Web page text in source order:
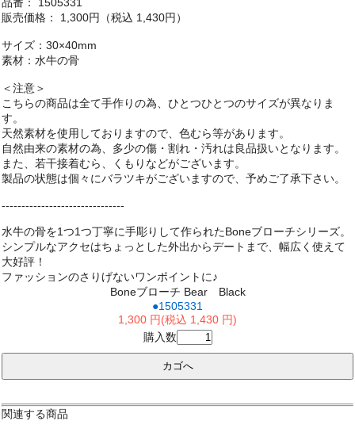
販売価格： 1,300円（税込 1,430円）
サイズ：30×40mm
素材：水牛の骨
＜注意＞
こちらの商品は全て手作りの為、ひとつひとつのサイズが異なりま
す。
天然素材を使用しておりますので、色むら等があります。
自然由来の素材の為、多少の傷・割れ・汚れは良品扱いとなります。
また、若干接着むら、くもりなどがございます。
製品の状態は個々にバラツキがございますので、予めご了承下さい。
-------------------------------
水牛の骨を1つ1つ丁寧に手彫りして作られたBoneブローチシリーズ。
シンプルなアクセはちょっとした外出からデートまで、幅広く使えて
大好評！
ファッションのさりげないワンポイントに♪
Boneブローチ Bear Black
●1505331
1,300 円(税込 1,430 円)
購入数
関連する商品